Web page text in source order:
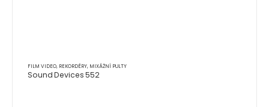
FILM VIDEO, REKORDÉRY, MIXÁŽNÍ PULTY
Sound Devices 552